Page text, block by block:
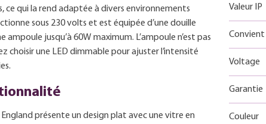
ce qui la rend adaptée à divers environnements
sous 230 volts et est équipée d’une douille
ampoule jusqu’à 60W maximum. L’ampoule n’est pas
choisir une LED dimmable pour ajuster l’intensité
présente un design plat avec une vitre en
Valeur IP
Voltage
Garantie
Couleur